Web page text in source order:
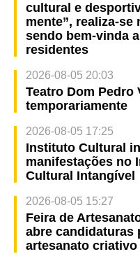
cultural e
mente”, realiza-se
sendo bem-vinda
residentes
2026-08-05 20:03
Teatro Dom Pedro
temporariamente
2026-08-05 17:25
Instituto Cultural
manifestações no
Cultural Intangível
2026-08-05 15:27
Feira de
abre candidaturas
artesanato criativo